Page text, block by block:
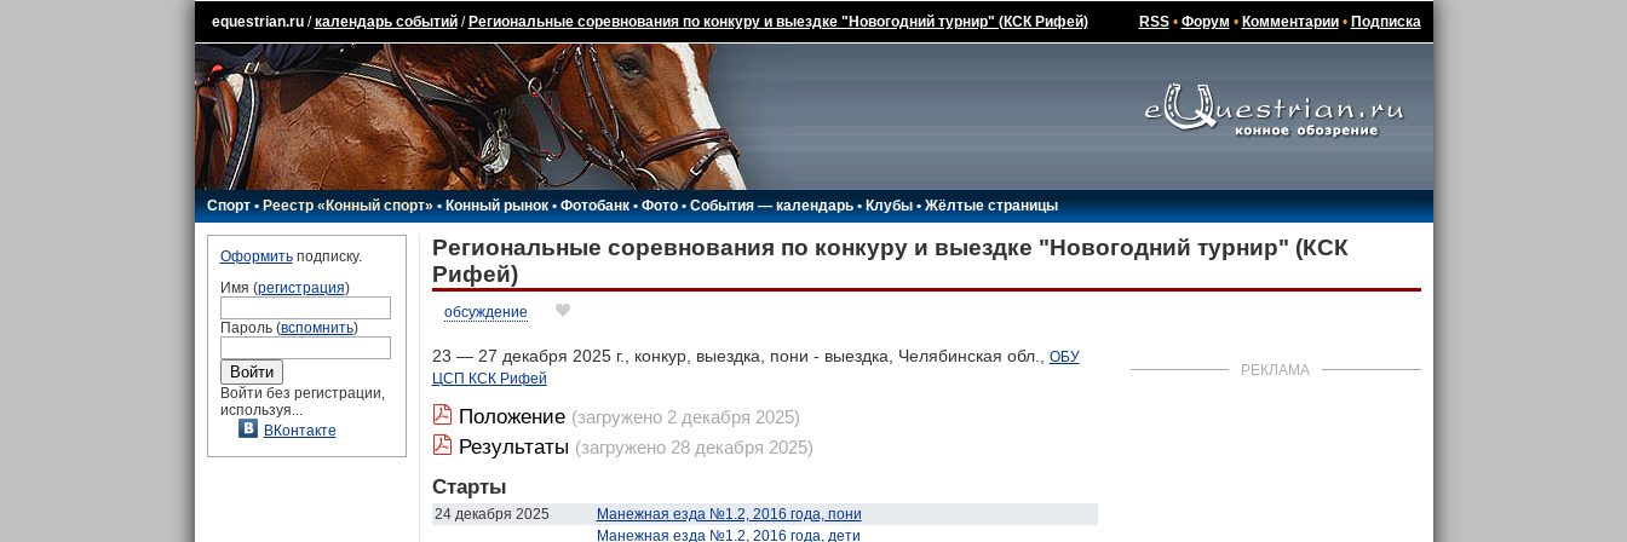
equestrian.ru/календарь событий/ Региональные соревнования по конкуру и выездке "Новогодний турнир" (КСК Рифей) RSS• Форум • Комментарии• Подписка
Спорт•Реестр «Конный спорт»•Конный рынок•Фотобанк •Фото•События — календарь•Клубы •Жёлтые страницы
Оформитьподписку.
Имя (регистрация)
Пароль (вспомнить)
Войти без регистрации,
используя...
ВКонтакте
Региональные соревнования по конкуру и выездке "Новогодний турнир" (КСК
Рифей)
обсуждение
РЕКЛАМА
23 — 27 декабря 2025 г., конкур, выездка, пони - выездка, Челябинская обл.,
ОБУ
ЦСП КСК Рифей
Положение (загружено 2 декабря 2025)
Результаты (загружено 28 декабря 2025)
Старты
24 декабря 2025
Манежная езда №1.2, 2016 года, пони
Манежная езда №1.2, 2016 года, дети